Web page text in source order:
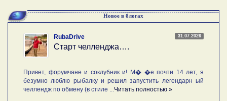
Новое в блогах
31.07.2026
RubaDrive
Старт челленджа….
Привет, форумчане и соклубник и! М� �е почти 14 лет, я
безумно люблю рыбалку и решил запустить легендарн ый
челлендж по обмену (в стиле ... Читать полностью »